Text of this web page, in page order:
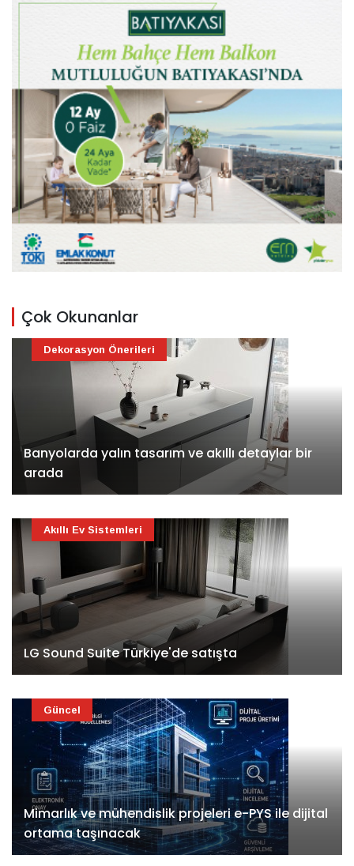
Çok Okunanlar
Banyolarda yalın tasarım ve akıllı detaylar bir
arada
Dekorasyon Önerileri
LG Sound Suite Türkiye'de satışta
Akıllı Ev Sistemleri
Mimarlık ve mühendislik projeleri e-PYS ile dijital
ortama taşınacak
Güncel